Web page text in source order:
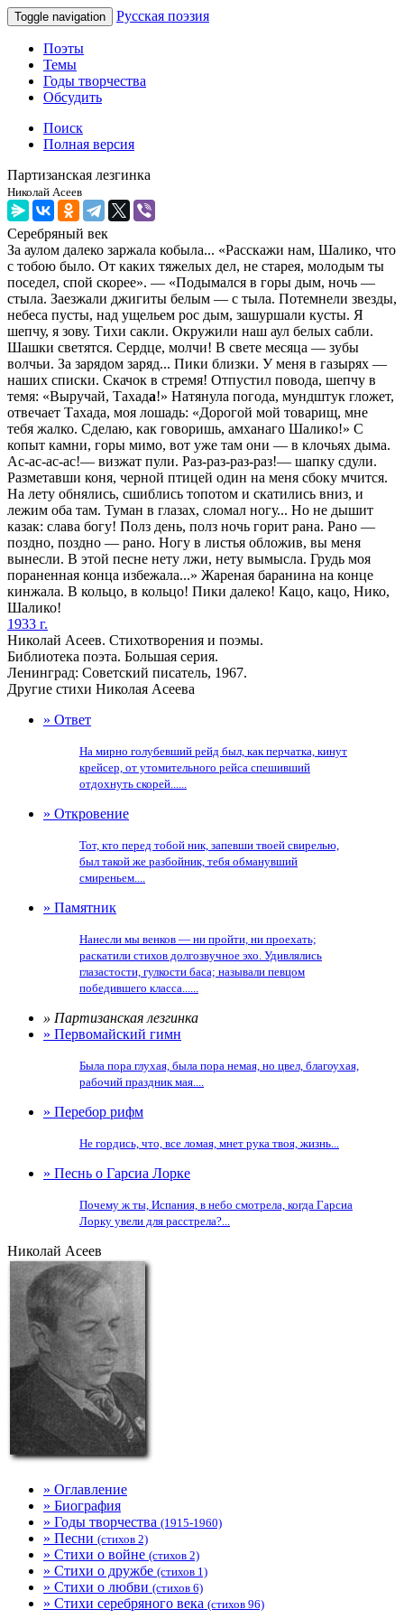
Toggle navigation Русская поэзия
Поэты
Темы
Годы творчества
Обсудить
Поиск
Полная версия
Партизанская лезгинка
Николай Асеев
Серебряный век
За аулом далеко заржала кобыла... «Расскажи нам, Шалико, что
с тобою было. От каких тяжелых дел, не старея, молодым ты
поседел, спой скорее». — «Подымался в горы дым, ночь —
стыла. Заезжали джигиты белым — с тыла. Потемнели звезды,
небеса пусты, над ущельем рос дым, зашуршали кусты. Я
шепчу, я зову. Тихи сакли. Окружили наш аул белых сабли.
Шашки светятся. Сердце, молчи! В свете месяца — зубы
волчьи. За зарядом заряд... Пики близки. У меня в газырях —
наших списки. Скачок в стремя! Отпустил повода, шепчу в
темя: «Выручай, Тахада!» Натянула погода, мундштук гложет,
отвечает Тахада, моя лошадь: «Дорогой мой товарищ, мне
тебя жалко. Сделаю, как говоришь, амханаго Шалико!» С
копыт камни, горы мимо, вот уже там они — в клочьях дыма.
Ас-ас-ас-ас!— визжат пули. Раз-раз-раз-раз!— шапку сдули.
Разметавши коня, черной птицей один на меня сбоку мчится.
На лету обнялись, сшиблись топотом и скатились вниз, и
лежим оба там. Туман в глазах, сломал ногу... Но не дышит
казак: слава богу! Полз день, полз ночь горит рана. Рано —
поздно, поздно — рано. Ногу в листья обложив, вы меня
вынесли. В этой песне нету лжи, нету вымысла. Грудь моя
пораненная конца избежала...» Жареная баранина на конце
кинжала. В кольцо, в кольцо! Пики далеко! Кацо, кацо, Нико,
Шалико!
1933 г.
Николай Асеев. Стихотворения и поэмы.
Библиотека поэта. Большая серия.
Ленинград: Советский писатель, 1967.
Другие стихи Николая Асеева
» Ответ
На мирно голубевший рейд был, как перчатка, кинут
крейсер, от утомительного рейса спешивший
отдохнуть скорей......
» Откровение
Тот, кто перед тобой ник, запевши твоей свирелью,
был такой же разбойник, тебя обманувший
смиреньем....
» Памятник
Нанесли мы венков — ни пройти, ни проехать;
раскатили стихов долгозвучное эхо. Удивлялись
глазастости, гулкости баса; называли певцом
победившего класса......
» Партизанская лезгинка
» Первомайский гимн
Была пора глухая, была пора немая, но цвел, благоухая,
рабочий праздник мая....
» Перебор рифм
Не гордись, что, все ломая, мнет рука твоя, жизнь...
» Песнь о Гарсиа Лорке
Почему ж ты, Испания, в небо смотрела, когда Гарсиа
Лорку увели для расстрела?...
Николай Асеев
» Оглавление
» Биография
» Годы творчества (1915-1960)
» Песни (стихов 2)
» Стихи о войне (стихов 2)
» Стихи о дружбе (стихов 1)
» Стихи о любви (стихов 6)
» Стихи серебряного века (стихов 96)